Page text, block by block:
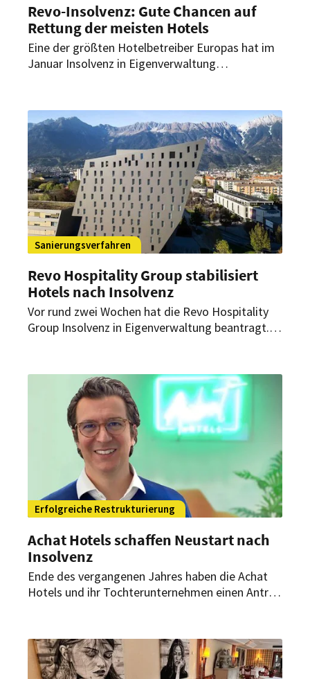
Revo-Insolvenz: Gute Chancen auf
Rettung der meisten Hotels
Eine der größten Hotelbetreiber Europas hat im
Januar Insolvenz in Eigenverwaltung
erste Erfolge.
Sanierungsverfahren
Revo Hospitality Group stabilisiert
Hotels nach Insolvenz
Vor rund zwei Wochen hat die Revo Hospitality
Group Insolvenz in Eigenverwaltung beantragt.
und ersten positiven Signalen.
Erfolgreiche Restrukturierung
Achat Hotels schaffen Neustart nach
Insolvenz
Ende des vergangenen Jahres haben die Achat
Hotels und ihr Tochterunternehmen einen Antrag
abgeschlossen. Die Gruppe hat nun wieder
Zukunftspläne.